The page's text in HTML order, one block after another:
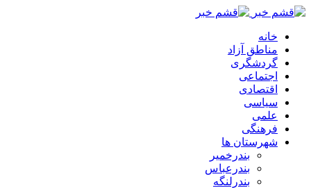
خانه
مناطق آزاد
گردشگری
اجتماعی
اقتصادی
سیاسی
علمی
فرهنگی
شهرستان ها
بندرخمیر
بندرعباس
بندرلنگه